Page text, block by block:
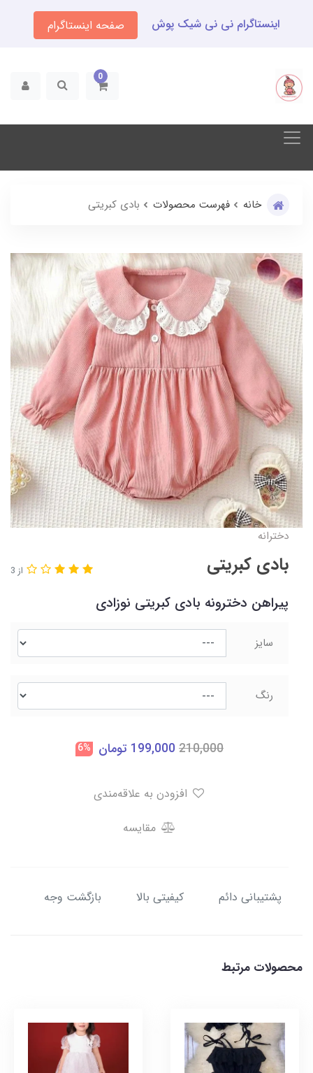
اینستاگرام نی نی شیک پوش صفحه اینستاگرام
0
خانه فهرست محصولات بادی کبریتی
دخترانه
بادی کبریتی از 3
پیراهن دخترونه بادی کبریتی نوزادی
سایز
رنگ
210,000
199,000 تومان 6%
مقایسه
پشتیبانی دائم کیفیتی بالا بازگشت وجه
محصولات مرتبط